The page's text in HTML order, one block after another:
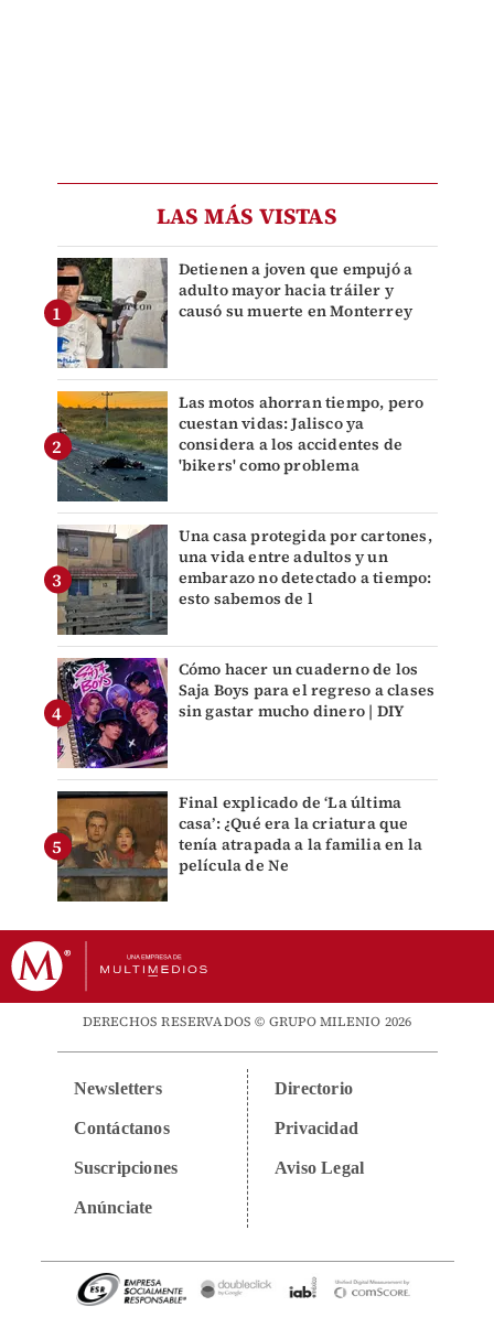
LAS MÁS VISTAS
Detienen a joven que empujó a
adulto mayor hacia tráiler y
causó su muerte en Monterrey
Las motos ahorran tiempo, pero
cuestan vidas: Jalisco ya
considera a los accidentes de
'bikers' como problema
Una casa protegida por cartones,
una vida entre adultos y un
embarazo no detectado a tiempo:
esto sabemos de l
Cómo hacer un cuaderno de los
Saja Boys para el regreso a clases
sin gastar mucho dinero | DIY
Final explicado de ‘La última
casa’: ¿Qué era la criatura que
tenía atrapada a la familia en la
película de Ne
DERECHOS RESERVADOS © GRUPO MILENIO 2026
Newsletters
Contáctanos
Suscripciones
Anúnciate
Directorio
Privacidad
Aviso Legal